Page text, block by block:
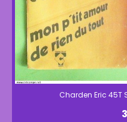
Charden Eric 45T